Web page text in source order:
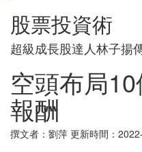
股票投資術
超級成長股達人林子揚
空頭布局
報酬
撰文者：劉萍 更新時間：